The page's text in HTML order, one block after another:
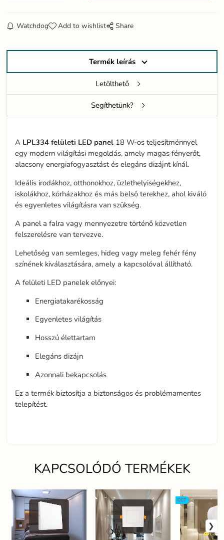
Watchdog Add to wishlist Share
Termék leírás
Letölthető
Segíthetünk?
A LPL334 felületi LED panel 18 W-os teljesítménnyel
egy modern világítási megoldás, amely magas fényerőt,
alacsony energiafogyasztást és elegáns dizájnt kínál.
Ideális irodákhoz, otthonokhoz, üzlethelyiségekhez,
iskolákhoz, kórházakhoz és más belső terekhez, ahol kiváló
és egyenletes világításra van szükség.
A panel a falra vagy mennyezetre történő közvetlen
felszerelésre van tervezve.
Lehetőség van semleges, hideg vagy meleg fehér fény
színének kiválasztására, amely a kapcsolóval állítható.
A felületi LED panelek előnyei:
Energiatakarékosság
Egyenletes világítás
Hosszú élettartam
Elegáns dizájn
Azonnali bekapcsolás
Ez a termék biztosítja a biztonságos és problémamentes
telepítést.
KAPCSOLÓDÓ TERMÉKEK
CCT